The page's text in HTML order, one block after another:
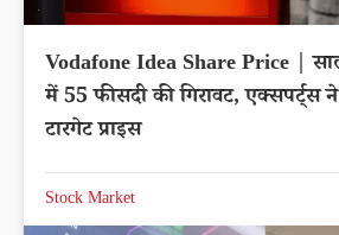
Vodafone Idea Share Price |
में 55 फीसदी की गिरावट, एक्सपर्ट्स
टारगेट प्राइस
Stock Market